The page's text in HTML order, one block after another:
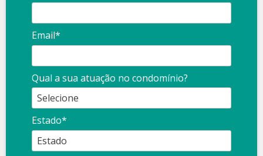
Email*
Qual a sua atuação no condomínio?
Estado*